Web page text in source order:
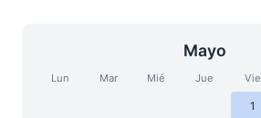
Mayo
Lun Mar Mié Jue Vie
1